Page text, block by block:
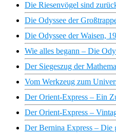
Die Riesenvögel sind
Die Odyssee der
Die Odyssee der Waisen,
Wie alles begann – Die
Der Siegeszug der
Vom Werkzeug zum
Der Orient-Express – Ein
Der Orient-Express –
Der Bernina Express – Die